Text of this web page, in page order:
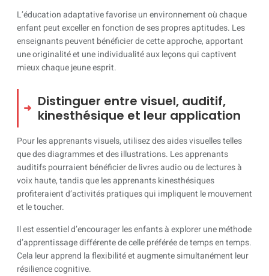
L’éducation adaptative favorise un environnement où chaque
enfant peut exceller en fonction de ses propres aptitudes. Les
enseignants peuvent bénéficier de cette approche, apportant
une originalité et une individualité aux leçons qui captivent
mieux chaque jeune esprit.
Distinguer entre visuel, auditif,
kinesthésique et leur application
Pour les apprenants visuels, utilisez des aides visuelles telles
que des diagrammes et des illustrations. Les apprenants
auditifs pourraient bénéficier de livres audio ou de lectures à
voix haute, tandis que les apprenants kinesthésiques
profiteraient d’activités pratiques qui impliquent le mouvement
et le toucher.
Il est essentiel d’encourager les enfants à explorer une méthode
d’apprentissage différente de celle préférée de temps en temps.
Cela leur apprend la flexibilité et augmente simultanément leur
résilience cognitive.